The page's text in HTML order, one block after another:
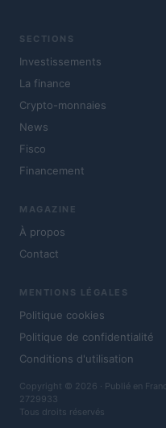
SECTIONS
Investissements
La finance
Crypto-monnaies
News
Fisco
Financement
MAGAZINE
À propos
Contact
MENTIONS LÉGALES
Politique cookies
Politique de confidentialité
Conditions d'utilisation
Copyright © 2026 · Publié en
2729933
Tous droits réservés